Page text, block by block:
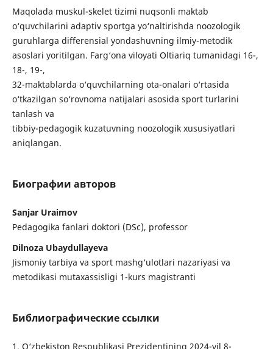
Maqolada muskul-skelet tizimi nuqsonli maktab
o‘quvchilarini adaptiv sportga yo‘naltirishda noozologik
guruhlarga differensial yondashuvning ilmiy-metodik
asoslari yoritilgan. Farg‘ona viloyati Oltiariq tumanidagi 16-,
18-, 19-,
32-maktablarda o‘quvchilarning ota-onalari o‘rtasida
o‘tkazilgan so‘rovnoma natijalari asosida sport turlarini
tanlash va
tibbiy-pedagogik kuzatuvning noozologik xususiyatlari
aniqlangan.
Биографии авторов
Sanjar Uraimov
Pedagogika fanlari doktori (DSc), professor
Dilnoza Ubaydullayeva
Jismoniy tarbiya va sport mashg‘ulotlari nazariyasi va
metodikasi mutaxassisligi 1-kurs magistranti
Библиографические ссылки
1. O‘zbekiston Respublikasi Prezidentining 2024-yil 8-